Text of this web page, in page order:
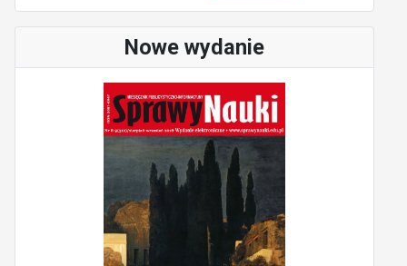
Nowe wydanie